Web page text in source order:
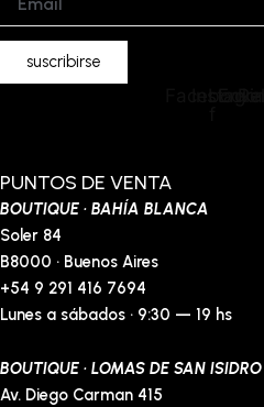
suscribirse
PUNTOS DE VENTA
BOUTIQUE · BAHÍA BLANCA
Soler 84
B8000 · Buenos Aires
+54 9 291 416 7694
Lunes a sábados · 9:30 — 19 hs
BOUTIQUE · LOMAS DE SAN ISIDRO
Av. Diego Carman 415